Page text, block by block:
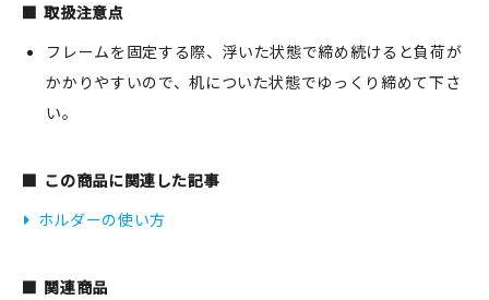
お問い合わせ
取扱注意点
フレームを固定する際、浮いた状態で締め続けると負荷が
かかりやすいので、机についた状態でゆっくり締めて下さ
い。
この商品に関連した記事
ホルダーの使い方
関連商品